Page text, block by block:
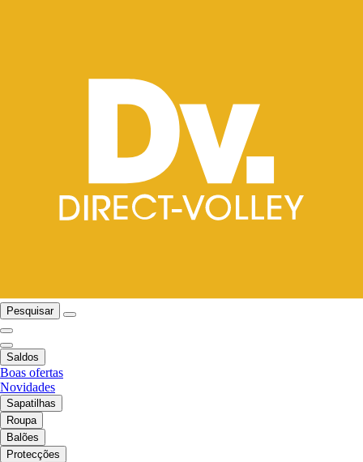
Pesquisar
Saldos
Boas ofertas
Novidades
Sapatilhas
Roupa
Balões
Protecções